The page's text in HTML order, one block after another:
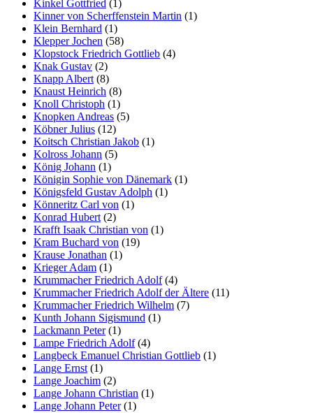
Kinkel Gottfried (1)
Kinner von Scherffenstein Martin (1)
Klein Bernhard (1)
Klepper Jochen (58)
Klopstock Friedrich Gottlieb (4)
Knak Gustav (2)
Knapp Albert (8)
Knaust Heinrich (8)
Knoll Christoph (1)
Knopken Andreas (5)
Köbner Julius (12)
Koitsch Christian Jakob (1)
Kolross Johann (5)
König Johann (1)
Königin Sophie von Dänemark (1)
Königsfeld Gustav Adolph (1)
Könneritz Carl von (1)
Konrad Hubert (2)
Krafft Isaak Christian von (1)
Kram Buchard von (19)
Krause Jonathan (1)
Krieger Adam (1)
Krummacher Friedrich Adolf(4)
Krummacher Friedrich Adolf der Ältere (11)
Krummacher Friedrich Wilhelm (7)
Kunth Johann Sigismund (1)
Lackmann Peter(1)
Lampe Friedrich Adolf(4)
Langbeck Emanuel Christian Gottlieb (1)
Lange Ernst (1)
Lange Joachim (2)
Lange Johann Christian (1)
Lange Johann Peter(1)